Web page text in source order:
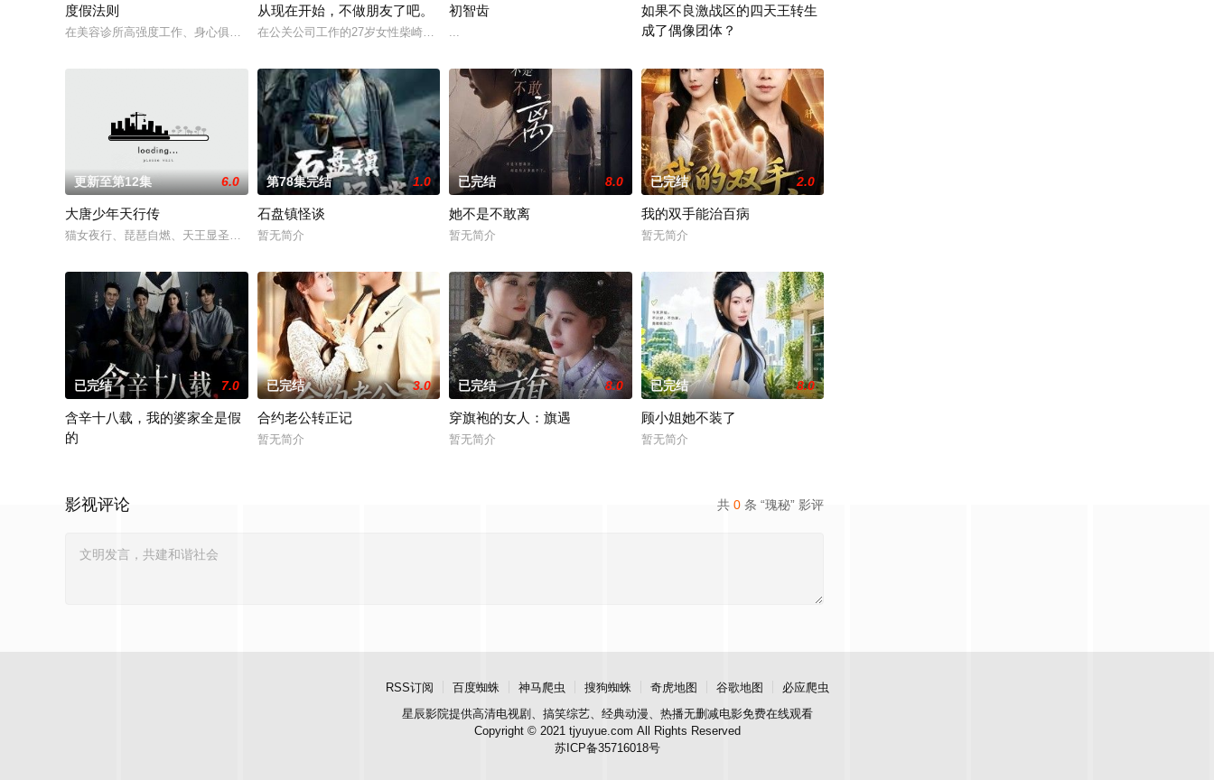
度假法则
在美容诊所高强度工作、身心俱疲的星野绿（桥本环奈 饰），因诊所突然倒闭而失业。在哥哥的建议下，她来到已故祖母留下的海边别墅
从现在开始，不做朋友了吧。
在公关公司工作的27岁女性柴崎希麻里性格开朗直率，却因与历任男友在性生活的不合而深陷情感创伤。
初智齿
如果不良激战区的四天王转生
成了偶像团体？
更新至第12集 6.0
大唐少年天行传
猫女夜行、琵琶自燃、天王显圣、少年失踪......长安怪事扎堆？少年神探慕天行携竹马神探社成员横扫诡事，从市井少年到长安神
第78集完结 1.0
石盘镇怪谈
暂无简介
已完结 8.0
她不是不敢离
暂无简介
已完结 2.0
我的双手能治百病
暂无简介
已完结 7.0
含辛十八载，我的婆家全是假
的
已完结 3.0
合约老公转正记
暂无简介
已完结 8.0
穿旗袍的女人：旗遇
暂无简介
已完结 8.0
顾小姐她不装了
暂无简介
共 0 条 “瑰秘” 影评
影视评论
RSS订阅 百度蜘蛛 神马爬虫 搜狗蜘蛛 奇虎地图 谷歌地图
必应爬虫
星辰影院提供高清电视剧、搞笑综艺、经典动漫、热播无删减电影免费在线观看
Copyright © 2021 tjyuyue.com All Rights Reserved
苏ICP备35716018号